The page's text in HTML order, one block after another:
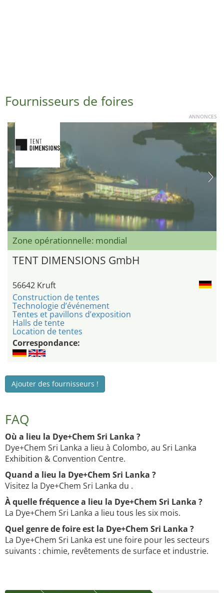
Fournisseurs de foires
ANNONCES
Zone opérationnelle: mondial
TENT DIMENSIONS GmbH
56642 Kruft
Construction de tentes
Technologie d’événement
Tentes et pavillons d’exposition
Halls de tente
Location de tentes
Correspondance:
Ajouter des fournisseurs !
FAQ
Où a lieu la Dye+Chem Sri Lanka ?
Dye+Chem Sri Lanka a lieu à Colombo, au Sri Lanka
Exhibition & Convention Centre.
Quand a lieu la Dye+Chem Sri Lanka ?
Visitez la Dye+Chem Sri Lanka du .
À quelle fréquence a lieu la Dye+Chem Sri Lanka ?
La Dye+Chem Sri Lanka a lieu tous les six mois.
Quel genre de foire est la Dye+Chem Sri Lanka ?
La Dye+Chem Sri Lanka est une foire pour les secteurs
suivants : chimie, revêtements de surface et industrie.